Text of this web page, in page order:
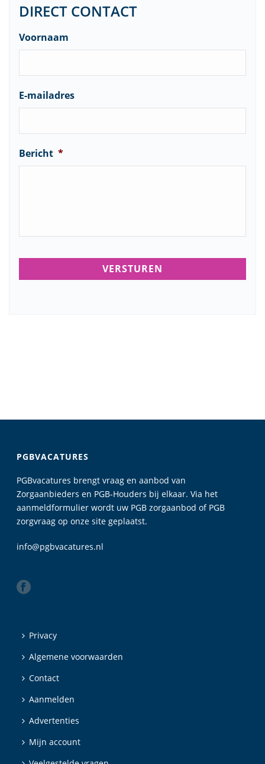
DIRECT CONTACT
Voornaam
E-mailadres
Bericht *
PGBVACATURES
PGBvacatures brengt vraag en aanbod van
Zorgaanbieders en PGB-Houders bij elkaar. Via het
aanmeldformulier wordt uw PGB zorgaanbod of PGB
zorgvraag op onze site geplaatst.
info@pgbvacatures.nl
Privacy
Algemene voorwaarden
Contact
Aanmelden
Advertenties
Mijn account